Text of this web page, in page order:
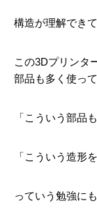
構造が理解でき
この3Dプリンタ
部品も多く使っ
「こういう部品
「こういう造形
っていう勉強に